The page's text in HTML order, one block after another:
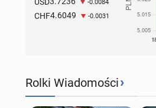
-0.0084
CHF4.6049 -0.0031
Rolki Wiadomości›